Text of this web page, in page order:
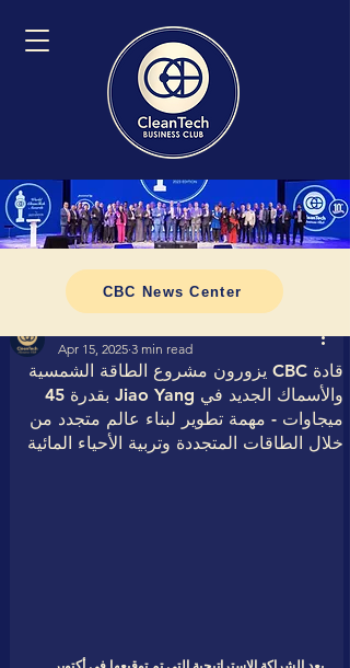
قادة CBC يزورون مشروع الطاقة الشمسية
والأسماك الجديد في Jiao Yang بقدرة 45
ميجاوات - مهمة تطوير لبناء عالم متجدد من
خلال الطاقات المتجددة وتربية الأحياء المائية
Apr 15, 2025 3 min read
CBC News Center